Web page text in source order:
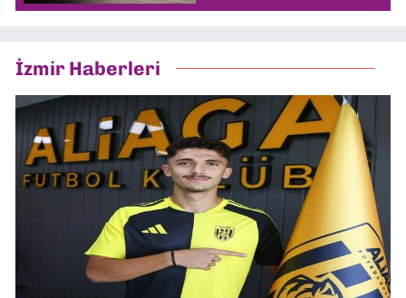
İzmir Haberleri